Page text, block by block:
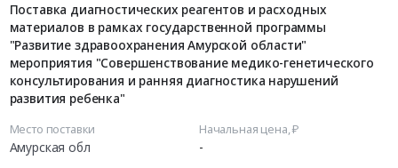
Поставка диагностических реагентов и расходных
материалов в рамках государственной программы
"Развитие здравоохранения Амурской области"
мероприятия "Совершенствование медико-генетического
консультирования и ранняя диагностика нарушений
развития ребенка"
Место поставки
Амурская обл
Начальная цена, ₽
-